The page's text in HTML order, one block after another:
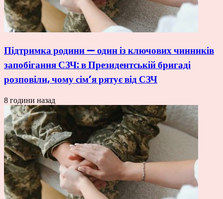
Підтримка родини — один із ключових чинників
запобігання СЗЧ: в Президентській бригаді
розповіли, чому сім’я рятує від СЗЧ
8 години назад